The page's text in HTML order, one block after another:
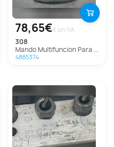
78,65€€ sin IVA
308
Mando Multifuncion Para Peugeot 308
4885374